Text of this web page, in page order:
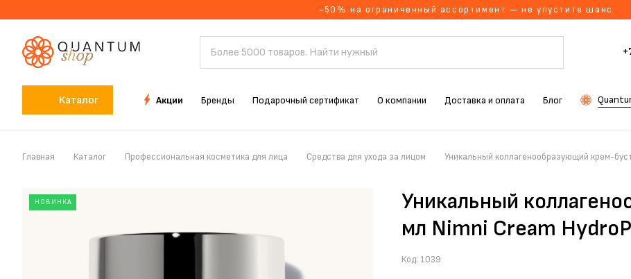
-50% на ограниченный ассортимент — не упустите шанс
Каталог Акции Бренды Подарочный сертификат О компании Доставка и оплата Блог
Главная Каталог Профессиональная косметика для лица Средства для ухода за лицом Уникальный коллагенообразующий крем-
НОВИНКА
Уникальный
мл Nimni Cream
Код: 1039